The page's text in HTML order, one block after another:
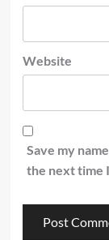
Website
Save my
the next time